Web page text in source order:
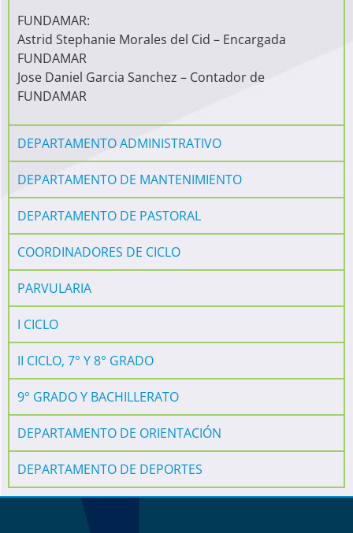
FUNDAMAR:
Astrid Stephanie Morales del Cid – Encargada
FUNDAMAR
Jose Daniel Garcia Sanchez – Contador de
FUNDAMAR
DEPARTAMENTO ADMINISTRATIVO
DEPARTAMENTO DE MANTENIMIENTO
DEPARTAMENTO DE PASTORAL
COORDINADORES DE CICLO
PARVULARIA
I CICLO
II CICLO, 7° Y 8° GRADO
9° GRADO Y BACHILLERATO
DEPARTAMENTO DE ORIENTACIÓN
DEPARTAMENTO DE DEPORTES